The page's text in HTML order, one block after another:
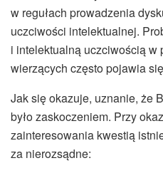
w regułach prowadzenia
uczciwości intelektualnej.
i intelektualną uczciwością w
wierzących często pojawia
Jak się okazuje, uznanie, że
było zaskoczeniem. Przy
zainteresowania kwestią
za nierozsądne: